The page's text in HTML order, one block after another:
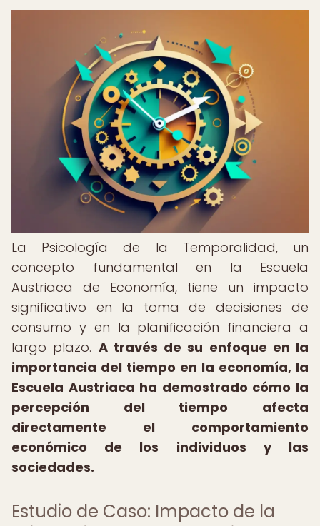
La Psicología de la Temporalidad, un
concepto fundamental en la Escuela
Austriaca de Economía, tiene un impacto
significativo en la toma de decisiones de
consumo y en la planificación financiera a
largo plazo. A través de su enfoque en la
importancia del tiempo en la economía, la
Escuela Austriaca ha demostrado cómo la
percepción del tiempo afecta
directamente el comportamiento
económico de los individuos y las
sociedades.
Estudio de Caso: Impacto de la